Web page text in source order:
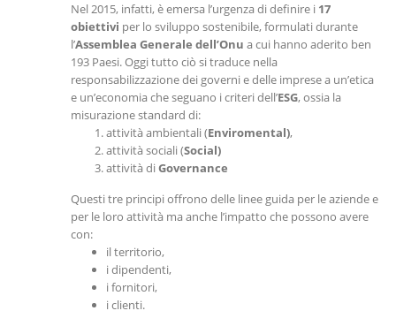
Nel 2015, infatti, è emersa l’urgenza di definire i 17
obiettivi per lo sviluppo sostenibile, formulati durante
l’Assemblea Generale dell’Onu a cui hanno aderito ben
193 Paesi. Oggi tutto ciò si traduce nella
responsabilizzazione dei governi e delle imprese a un’etica
e un’economia che seguano i criteri dell’ESG, ossia la
misurazione standard di:
attività ambientali (Enviromental),
attività sociali (Social)
attività diGovernance
Questi tre principi offrono delle linee guida per le aziende e
per le loro attività ma anche l’impatto che possono avere
con:
il territorio,
i dipendenti,
i fornitori,
i clienti.